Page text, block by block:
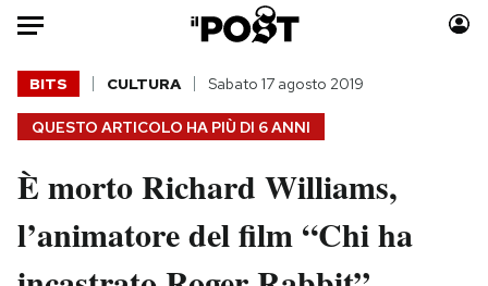
Auto
HOME
Italia
Politica
Tecnologia
Moda
Consumismi
Storie/Idee
QUESTO ARTICOLO HA PIÙ DI 6 ANNI
BITS CULTURA Sabato 17 agosto 2019
È morto Richard Williams,
l’animatore del film “Chi ha